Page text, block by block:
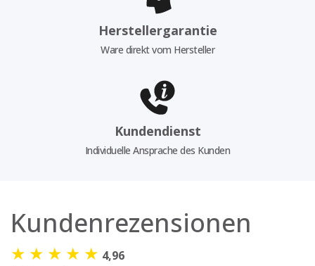
Herstellergarantie
Ware direkt vom Hersteller
Kundendienst
Individuelle Ansprache des Kunden
Kundenrezensionen
★ ★ ★ ★ ★ 4,96